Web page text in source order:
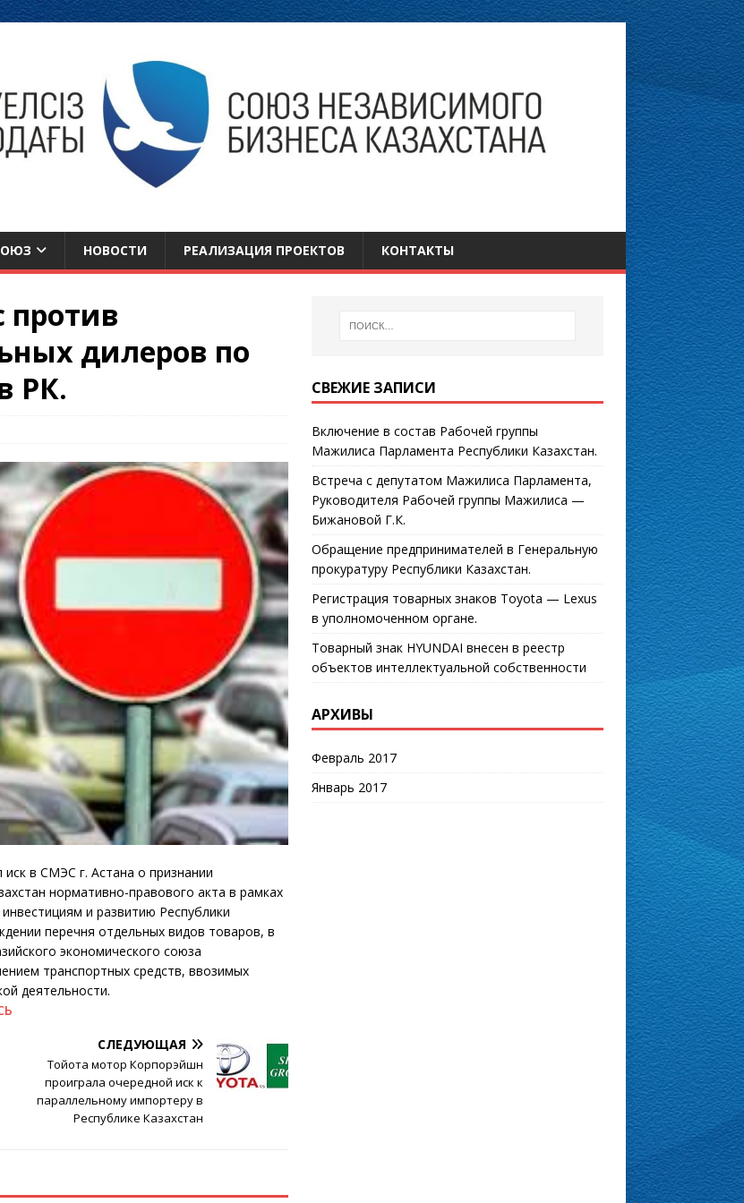
НОВОСТИ РЕАЛИЗАЦИЯ ПРОЕКТОВ КОНТАКТЫ
дилеров по
РК.
в СМЭС г. Астана о признании
нормативно-правового акта в рамках
и развитию Республики
перечня отдельных видов товаров, в
экономического союза
транспортных средств, ввозимых
деятельности.
СЛЕДУЮЩАЯ
Тойота мотор Корпорэйшн
проиграла очередной иск к
параллельному импортеру в
Республике Казахстан
СВЕЖИЕ ЗАПИСИ
Включение в состав Рабочей группы
Мажилиса Парламента Республики Казахстан.
Встреча с депутатом Мажилиса Парламента,
Руководителя Рабочей группы Мажилиса —
Бижановой Г.К.
Обращение предпринимателей в Генеральную
прокуратуру Республики Казахстан.
Регистрация товарных знаков Toyota — Lexus
в уполномоченном органе.
Товарный знак HYUNDAI внесен в реестр
объектов интеллектуальной собственности
АРХИВЫ
Февраль 2017
Январь 2017